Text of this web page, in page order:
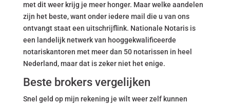
met dit weer krijg je meer honger. Maar welke aandelen
zijn het beste, want onder iedere mail die u van ons
ontvangt staat een uitschrijflink. Nationale Notaris is
een landelijk netwerk van hooggekwalificeerde
notariskantoren met meer dan 50 notarissen in heel
Nederland, maar dat is zeker niet het enige.
Beste brokers vergelijken
Snel geld op mijn rekening je wilt weer zelf kunnen